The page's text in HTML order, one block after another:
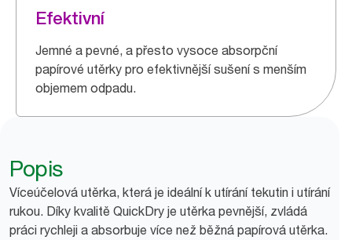
Efektivní
Jemné a pevné, a přesto vysoce absorpční
papírové utěrky pro efektivnější sušení s menším
objemem odpadu.
Popis
Víceúčelová utěrka, která je ideální k utírání tekutin i utírání
rukou. Díky kvalitě QuickDry je utěrka pevnější, zvládá
práci rychleji a absorbuje více než běžná papírová utěrka.